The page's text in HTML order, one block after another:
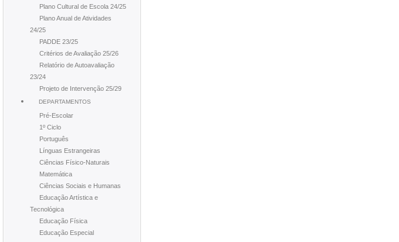
Plano Cultural de Escola 24/25
Plano Anual de Atividades
24/25
PADDE 23/25
Critérios de Avaliação 25/26
Relatório de Autoavaliação
23/24
Projeto de Intervenção 25/29
DEPARTAMENTOS
Pré-Escolar
1º Ciclo
Português
Línguas Estrangeiras
Ciências Físico-Naturais
Matemática
Ciências Sociais e Humanas
Educação Artística e
Tecnológica
Educação Física
Educação Especial